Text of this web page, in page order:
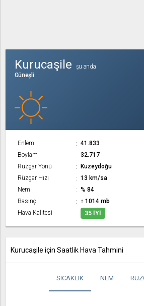
Kurucaşile
şu anda
Güneşli
Enlem
41.833
Boylam
32.717
Rüzgar Yönü
Kuzeydoğu
Rüzgar Hızı
13 km/sa
Nem
% 84
Basınç
↑ 1014 mb
Hava Kalitesi
35 İYI
Kurucaşile için Saatlik Hava Tahmini
SICAKLIK NEM